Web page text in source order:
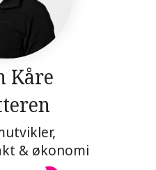
Kåre
& økonomi